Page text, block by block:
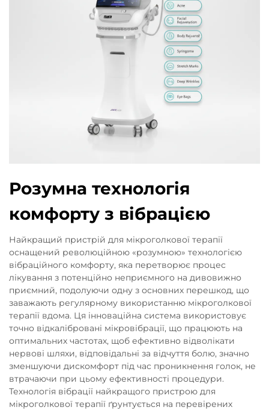
Розумна технологія
комфорту з вібрацією
Найкращий пристрій для мікроголкової терапії
оснащений революційною «розумною» технологією
вібраційного комфорту, яка перетворює процес
лікування з потенційно неприємного на дивовижно
приємний, подолуючи одну з основних перешкод, що
заважають регулярному використанню мікроголкової
терапії вдома. Ця інноваційна система використовує
точно відкалібровані мікровібрації, що працюють на
оптимальних частотах, щоб ефективно відволікати
нервові шляхи, відповідальні за відчуття болю, значно
зменшуючи дискомфорт під час проникнення голок, не
втрачаючи при цьому ефективності процедури.
Технологія вібрації найкращого пристрою для
мікроголкової терапії ґрунтується на перевірених